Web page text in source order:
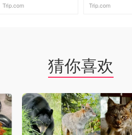
Trip.com Trip.com
猜你喜欢